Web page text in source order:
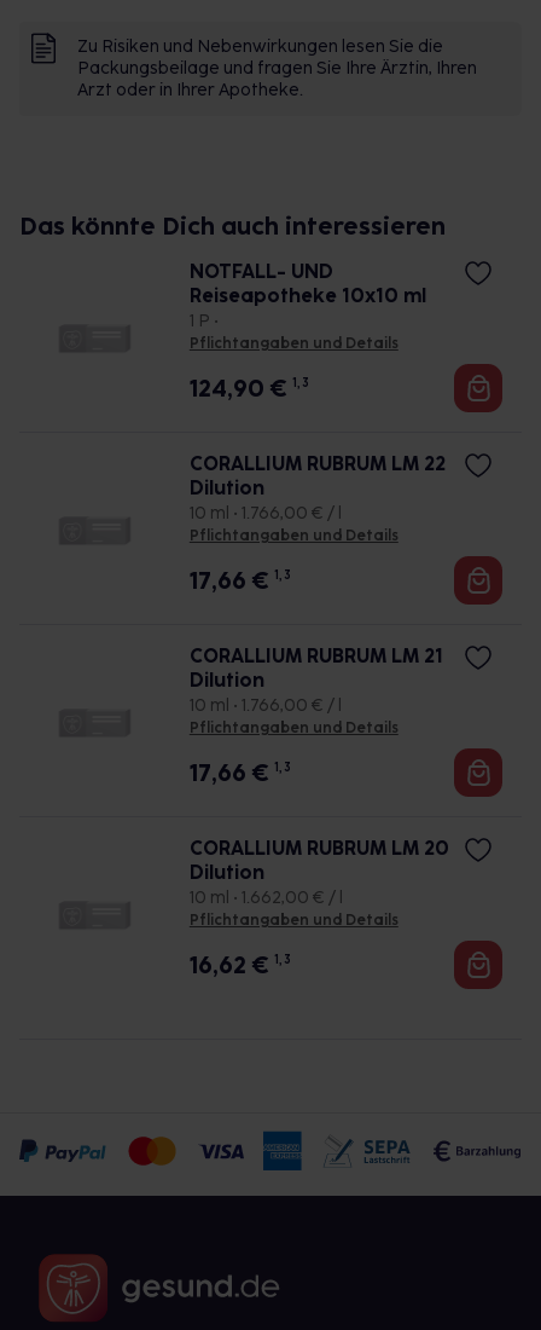
Zu Risiken und Nebenwirkungen lesen Sie die
Packungsbeilage und fragen Sie Ihre Ärztin, Ihren
Arzt oder in Ihrer Apotheke.
Das könnte Dich auch interessieren
NOTFALL- UND
Reiseapotheke 10x10 ml
1 P •
Pflichtangaben und Details
124,90 € 1, 3
CORALLIUM RUBRUM LM 22
Dilution
10 ml • 1.766,00 € / l
Pflichtangaben und Details
17,66 € 1, 3
CORALLIUM RUBRUM LM 21
Dilution
10 ml • 1.766,00 € / l
Pflichtangaben und Details
17,66 € 1, 3
CORALLIUM RUBRUM LM 20
Dilution
10 ml • 1.662,00 € / l
Pflichtangaben und Details
16,62 € 1, 3